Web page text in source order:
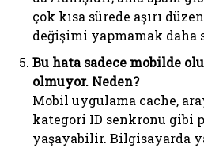
çok kısa sürede aşırı
değişimi yapmamak daha
Bu hata sadece mobilde
olmuyor. Neden?
Mobil uygulama cache,
kategori ID senkronu gibi
yaşayabilir. Bilgisayarda